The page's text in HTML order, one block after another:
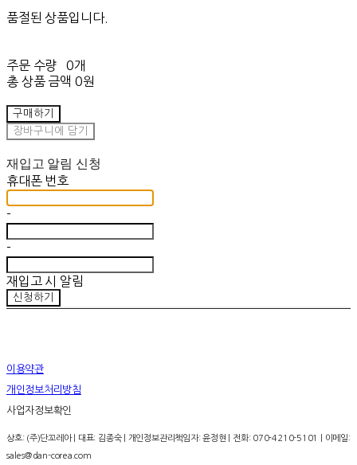
품절된 상품입니다.
주문 수량
0개
총 상품 금액 0원
구매하기
장바구니에 담기
재입고 알림 신청
휴대폰 번호
-
-
재입고 시 알림
신청하기
이용약관
개인정보처리방침
사업자정보확인
상호: (주)단꼬레아 | 대표: 김종숙 | 개인정보관리책임자: 윤정현 | 전화: 070-4210-5101 | 이메일:
sales@dan-corea.com